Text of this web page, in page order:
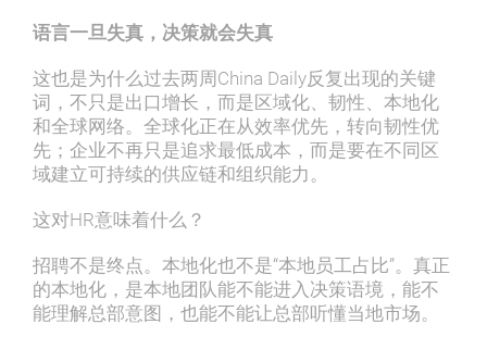
语言一旦失真，决策就会失真
这也是为什么过去两周China Daily反复出现的关键
词，不只是出口增长，而是区域化、韧性、本地化
和全球网络。全球化正在从效率优先，转向韧性优
先；企业不再只是追求最低成本，而是要在不同区
域建立可持续的供应链和组织能力。
这对HR意味着什么？
招聘不是终点。本地化也不是“本地员工占比”。真正
的本地化，是本地团队能不能进入决策语境，能不
能理解总部意图，也能不能让总部听懂当地市场。